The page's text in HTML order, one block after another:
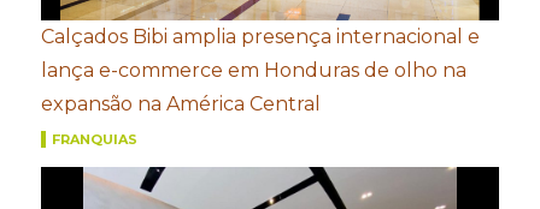
Calçados Bibi amplia presença internacional e
lança e-commerce em Honduras de olho na
expansão na América Central
FRANQUIAS